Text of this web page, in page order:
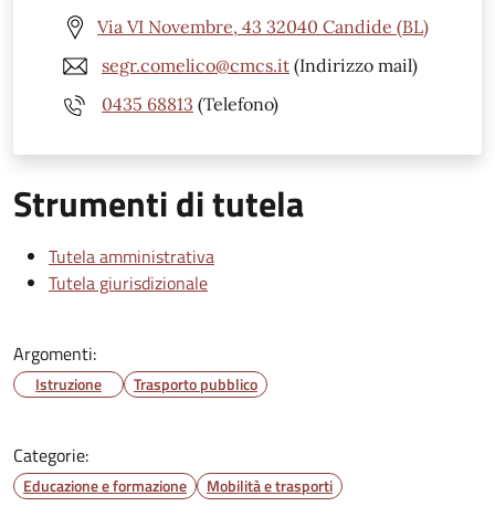
Via VI Novembre, 43 32040 Candide (BL)
segr.comelico@cmcs.it (Indirizzo mail)
0435 68813 (Telefono)
Strumenti di tutela
Tutela amministrativa
Tutela giurisdizionale
Argomenti:
Istruzione Trasporto pubblico
Categorie:
Educazione e formazione Mobilità e trasporti